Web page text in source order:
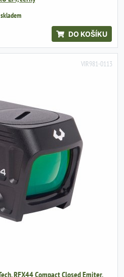
skladem
DO KOŠÍKU
VIR981-0113
RFX44 Compact Closed Emiter,